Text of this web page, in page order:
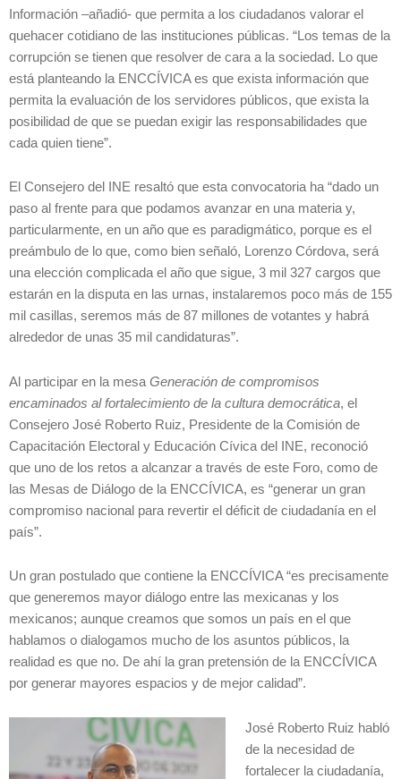
Información –añadió- que permita a los ciudadanos valorar el
quehacer cotidiano de las instituciones públicas. “Los temas de la
corrupción se tienen que resolver de cara a la sociedad. Lo que
está planteando la ENCCÍVICA es que exista información que
permita la evaluación de los servidores públicos, que exista la
posibilidad de que se puedan exigir las responsabilidades que
cada quien tiene”.
El Consejero del INE resaltó que esta convocatoria ha “dado un
paso al frente para que podamos avanzar en una materia y,
particularmente, en un año que es paradigmático, porque es el
preámbulo de lo que, como bien señaló, Lorenzo Córdova, será
una elección complicada el año que sigue, 3 mil 327 cargos que
estarán en la disputa en las urnas, instalaremos poco más de 155
mil casillas, seremos más de 87 millones de votantes y habrá
alrededor de unas 35 mil candidaturas”.
Al participar en la mesa Generación de compromisos
encaminados al fortalecimiento de la cultura democrática, el
Consejero José Roberto Ruiz, Presidente de la Comisión de
Capacitación Electoral y Educación Cívica del INE, reconoció
que uno de los retos a alcanzar a través de este Foro, como de
las Mesas de Diálogo de la ENCCÍVICA, es “generar un gran
compromiso nacional para revertir el déficit de ciudadanía en el
país”.
Un gran postulado que contiene la ENCCÍVICA “es precisamente
que generemos mayor diálogo entre las mexicanas y los
mexicanos; aunque creamos que somos un país en el que
hablamos o dialogamos mucho de los asuntos públicos, la
realidad es que no. De ahí la gran pretensión de la ENCCÍVICA
por generar mayores espacios y de mejor calidad”.
José Roberto Ruiz habló
de la necesidad de
fortalecer la ciudadanía,